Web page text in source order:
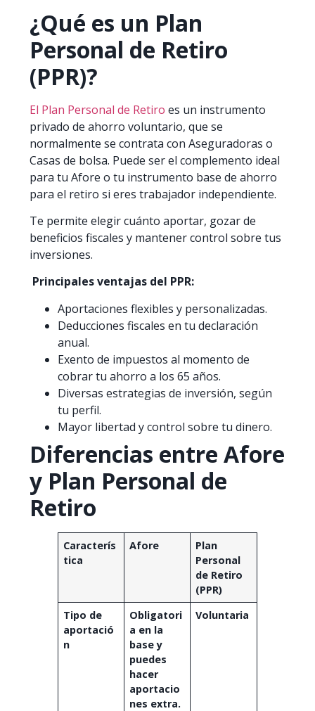
¿Qué es un Plan
Personal de Retiro
(PPR)?
El Plan Personal de Retiro es un instrumento
privado de ahorro voluntario, que se
normalmente se contrata con Aseguradoras o
Casas de bolsa. Puede ser el complemento ideal
para tu Afore o tu instrumento base de ahorro
para el retiro si eres trabajador independiente.
Te permite elegir cuánto aportar, gozar de
beneficios fiscales y mantener control sobre tus
inversiones.
Principales ventajas del PPR:
Aportaciones flexibles y personalizadas.
Deducciones fiscales en tu declaración
anual.
Exento de impuestos al momento de
cobrar tu ahorro a los 65 años.
Diversas estrategias de inversión, según
tu perfil.
Mayor libertad y control sobre tu dinero.
Diferencias entre Afore
y Plan Personal de
Retiro
Caracterís
tica
Afore
Plan
Personal
de Retiro
(PPR)
Tipo de
aportació
n
Obligatori
a en la
base y
puedes
hacer
aportacio
nes extra.
Voluntaria